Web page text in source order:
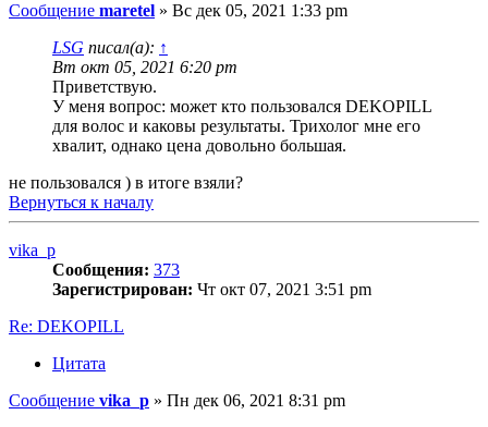
Сообщение maretel » Вс дек 05, 2021 1:33 pm
LSG писал(а): ↑
Вт окт 05, 2021 6:20 pm
Приветствую.
У меня вопрос: может кто пользовался DEKOPILL
для волос и каковы результаты. Трихолог мне его
хвалит, однако цена довольно большая.
не пользовался ) в итоге взяли?
Вернуться к началу
vika_p
Сообщения: 373
Зарегистрирован: Чт окт 07, 2021 3:51 pm
Re: DEKOPILL
Цитата
Сообщение vika_p » Пн дек 06, 2021 8:31 pm